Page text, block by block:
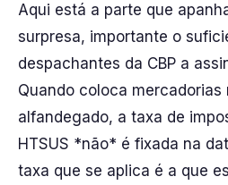
Aqui está a parte que
surpresa, importante o
despachantes da CBP a
Quando coloca mercadorias
alfandegado, a taxa de
HTSUS *não* é fixada na
taxa que se aplica é a que